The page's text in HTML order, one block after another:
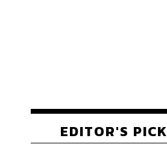
EDITOR'S PICK